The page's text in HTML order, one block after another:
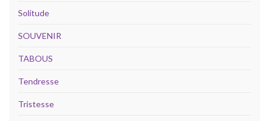
Solitude
SOUVENIR
TABOUS
Tendresse
Tristesse